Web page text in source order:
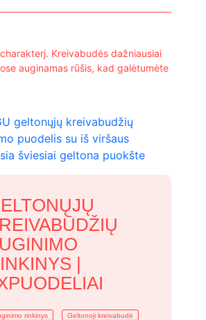
Kreivabudės dažniausiai
auginamas rūšis, kad galėtumėte
|
rinkinys Geltonoji kreivabudė